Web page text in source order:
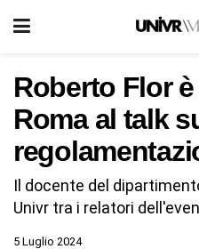
Roberto Flor
Roma al talk
Il docente del
Univr tra i relatori
5 Luglio 2024